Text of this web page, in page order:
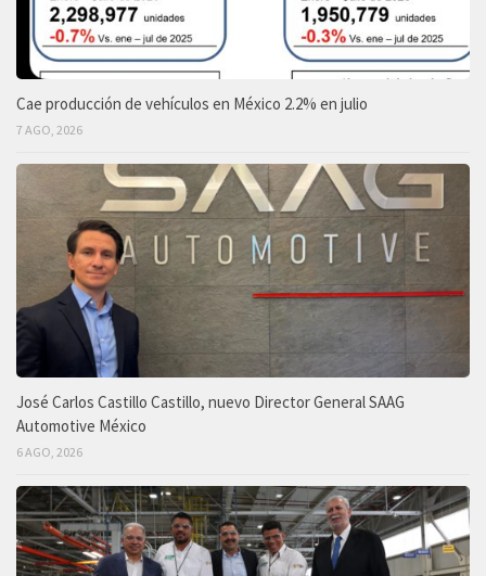
Cae producción de vehículos en México 2.2% en julio
7 AGO, 2026
José Carlos Castillo Castillo, nuevo Director General SAAG
Automotive México
6 AGO, 2026